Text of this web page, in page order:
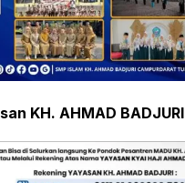
KH. AHMAD BADJURI